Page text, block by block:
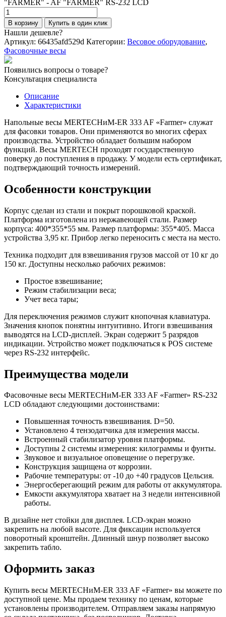
"FARMER" - AF "FARMER" RS-232 LCD
Количество
товара
Фасовочные
напольные
весы
MERTECH
M-
ER
333
"FARMER"
AF
"FARMER"
RS-
232
LCD
В корзину Купить в один клик
Нашли дешевле?
Артикул: 66435afd529d Категории: Весовое оборудование,
Фасовочные весы
Появились вопросы о товаре?
Консультация специалиста
Описание
Характеристики
Напольные весы MERTECHиM-ER 333 AF «Farmer» служат
для фасовки товаров. Они применяются во многих сферах
производства. Устройство обладает большим набором
функций. Весы MERTECH проходят государственную
поверку до поступления в продажу. У модели есть сертификат,
подтверждающий точность измерений.
Особенности конструкции
Корпус сделан из стали и покрыт порошковой краской.
Платформа изготовлена из нержавеющей стали. Размер
корпуса: 400*355*55 мм. Размер платформы: 355*405. Масса
устройства 3,95 кг. Прибор легко переносить с места на место.
Техника подходит для взвешивания грузов массой от 10 кг до
150 кг. Доступны несколько рабочих режимов:
Простое взвешивание;
Режим стабилизации веса;
Учет веса тары;
Для переключения режимов служит кнопочная клавиатура.
Значения кнопок понятны интуитивно. Итоги взвешивания
выводятся на LCD-дисплей. Экран содержит 5 разрядов
индикации. Устройство может подключаться к POS системе
через RS-232 интерфейс.
Преимущества модели
Фасовочные весы MERTECHиM-ER 333 AF «Farmer» RS-232
LCD обладают следующими достоинствами:
Повышенная точность взвешивания. D=50.
Установлено 4 тензодатчика для измерения массы.
Встроенный стабилизатор уровня платформы.
Доступны 2 системы измерения: килограммы и фунты.
Звуковое и визуальное оповещение о перегрузке.
Конструкция защищена от коррозии.
Рабочие температуры: от -10 до +40 градусов Цельсия.
Энергосберегающий режим для работы от аккумулятора.
Емкости аккумулятора хватает на 3 недели интенсивной
работы.
В дизайне нет стойки для дисплея. LCD-экран можно
закрепить на любой высоте. Для фиксации используется
поворотный кронштейн. Длинный шнур позволяет высоко
закрепить табло.
Оформить заказ
Купить весы MERTECHиM-ER 333 AF «Farmer» вы можете по
доступной цене. Мы продаем технику по ценам, которые
установлены производителем. Отправляем заказы напрямую